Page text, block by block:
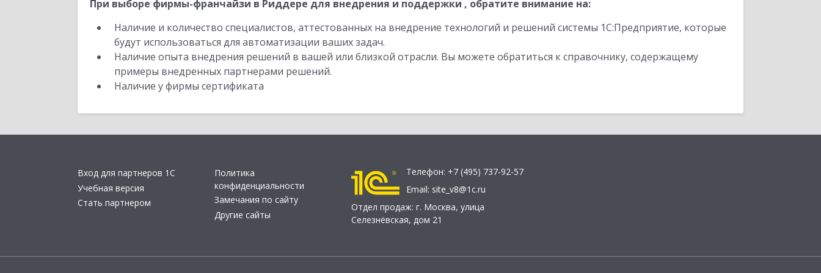
При выборе фирмы-франчайзи в Риддере для внедрения и поддержки , обратите внимание на:
Наличие и количество специалистов, аттестованных на внедрение технологий и решений системы 1С:Предприятие, которые
будут использоваться для автоматизации ваших задач.
Наличие опыта внедрения решений в вашей или близкой отрасли. Вы можете обратиться к справочнику, содержащему
примеры внедренных партнерами решений.
Наличие у фирмы сертификата
Вход для партнеров 1С
Учебная версия
Стать партнером
Политика
конфиденциальности
Замечания по сайту
Другие сайты
Телефон: +7 (495) 737-92-57
Email: site_v8@1c.ru
Отдел продаж: г. Москва, улица
Селезнёвская, дом 21